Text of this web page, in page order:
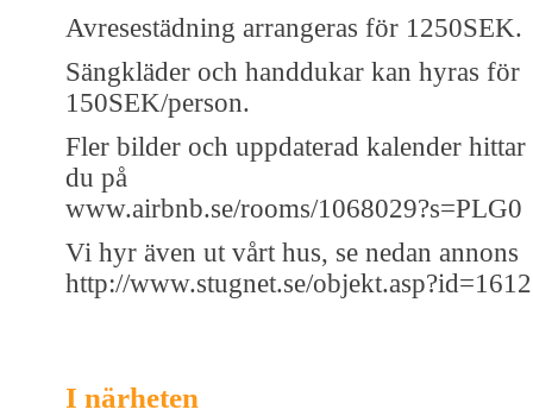
Avresestädning arrangeras för 1250SEK.
Sängkläder och handdukar kan hyras för
150SEK/person.
Fler bilder och uppdaterad kalender hittar
du på
www.airbnb.se/rooms/1068029?s=PLG0
Vi hyr även ut vårt hus, se nedan annons
http://www.stugnet.se/
I närheten